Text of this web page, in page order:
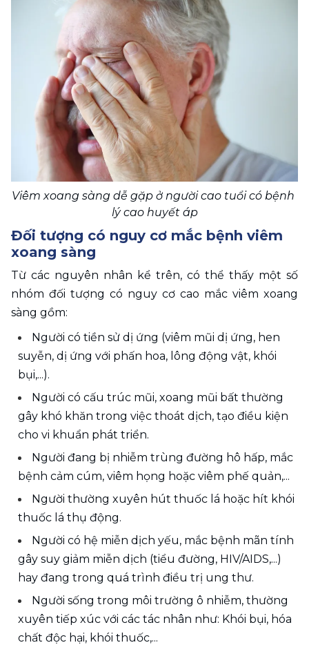
Viêm xoang sàng dễ gặp ở người cao tuổi có bệnh
lý cao huyết áp
Đối tượng có nguy cơ mắc bệnh viêm
xoang sàng
Từ các nguyên nhân kể trên, có thể thấy một số
nhóm đối tượng có nguy cơ cao mắc viêm xoang
sàng gồm:
Người có tiền sử dị ứng (viêm mũi dị ứng, hen
suyễn, dị ứng với phấn hoa, lông động vật, khói
bụi,...).
Người có cấu trúc mũi, xoang mũi bất thường
gây khó khăn trong việc thoát dịch, tạo điều kiện
cho vi khuẩn phát triển.
Người đang bị nhiễm trùng đường hô hấp, mắc
bệnh cảm cúm, viêm họng hoặc viêm phế quản,...
Người thường xuyên hút thuốc lá hoặc hít khói
thuốc lá thụ động.
Người có hệ miễn dịch yếu, mắc bệnh mãn tính
gây suy giảm miễn dịch (tiểu đường, HIV/AIDS,...)
hay đang trong quá trình điều trị ung thư.
Người sống trong môi trường ô nhiễm, thường
xuyên tiếp xúc với các tác nhân như: Khói bụi, hóa
chất độc hại, khói thuốc,...